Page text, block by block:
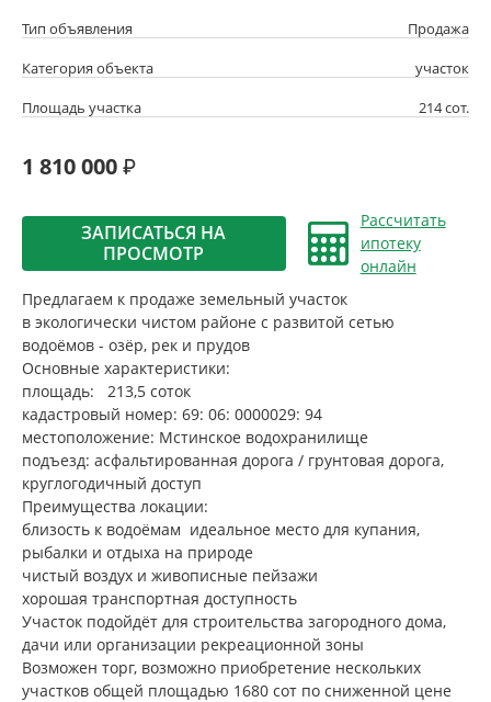
Тип объявления
Продажа
Категория объекта
участок
Площадь участка
214 сот.
1 810 000
ЗАПИСАТЬСЯ НА
ПРОСМОТР
Рассчитать
ипотеку
онлайн
Предлагаем к продаже земельный участок
в экологически чистом районе с развитой сетью
водоёмов - озёр, рек и прудов
Основные характеристики:
площадь: 213,5 соток
кадастровый номер: 69: 06: 0000029: 94
местоположение: Мстинское водохранилище
подъезд: асфальтированная дорога / грунтовая дорога,
круглогодичный доступ
Преимущества локации:
близость к водоёмам идеальное место для купания,
рыбалки и отдыха на природе
чистый воздух и живописные пейзажи
хорошая транспортная доступность
Участок подойдёт для строительства загородного дома,
дачи или организации рекреационной зоны
Возможен торг, возможно приобретение нескольких
участков общей площадью 1680 сот по сниженной цене